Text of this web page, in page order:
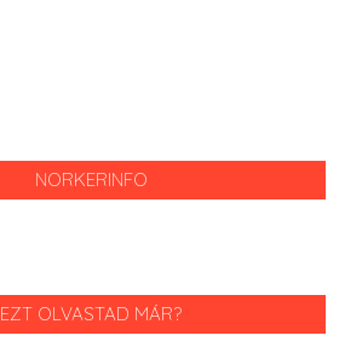
NORKERINFO
EZT OLVASTAD MÁR?